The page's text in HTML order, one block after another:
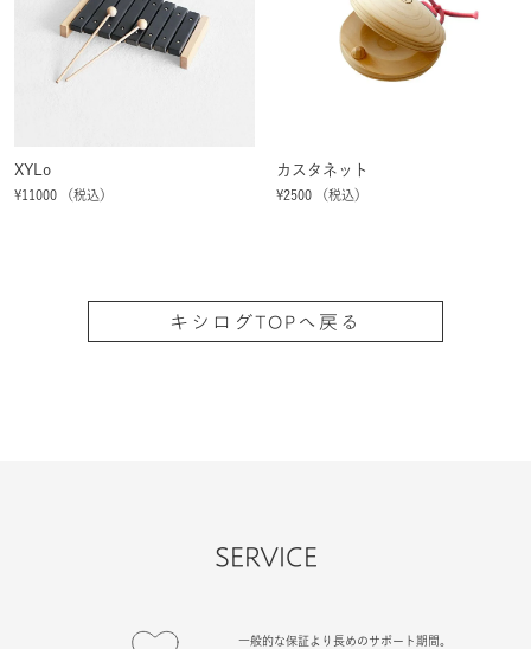
XYLo
¥11000 （税込）
カスタネット
¥2500 （税込）
キシログTOPへ戻る
SERVICE
一般的な保証より長めのサポート期間。